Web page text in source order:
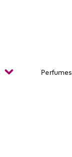
Perfumes